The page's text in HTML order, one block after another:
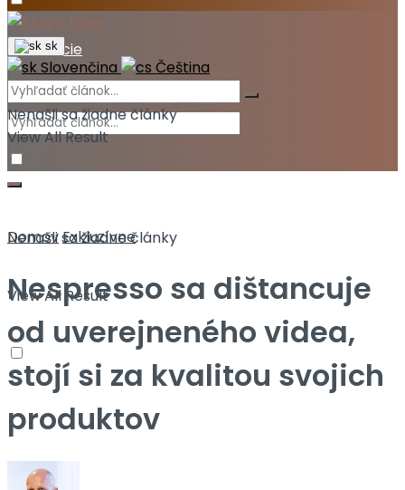
Akcie
Nenašli sa žiadne články
View All Result
sk
Slovenčina Čeština
Nenašli sa žiadne články
View All Result
DomovExkluzívne
Nespresso sa dištancuje
od uverejneného videa,
stojí si za kvalitou svojich
produktov